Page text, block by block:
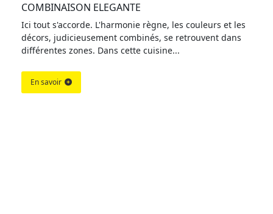
COMBINAISON ELEGANTE
Ici tout s'accorde. L'harmonie règne, les couleurs et les
décors, judicieusement combinés, se retrouvent dans
différentes zones. Dans cette cuisine...
En savoir